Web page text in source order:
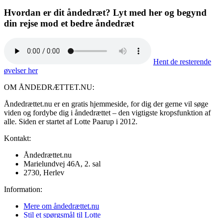
Hvordan er dit åndedræt? Lyt med her og begynd
din rejse mod et bedre åndedræt
Hent de resterende
øvelser her
OM ÅNDEDRÆTTET.NU:
Åndedrættet.nu er en gratis hjemmeside, for dig der gerne vil søge
viden og fordybe dig i åndedrættet – den vigtigste kropsfunktion af
alle. Siden er startet af Lotte Paarup i 2012.
Kontakt:
Åndedrættet.nu
Marielundvej 46A, 2. sal
2730, Herlev
Information:
Mere om åndedrættet.nu
Stil et spørgsmål til Lotte